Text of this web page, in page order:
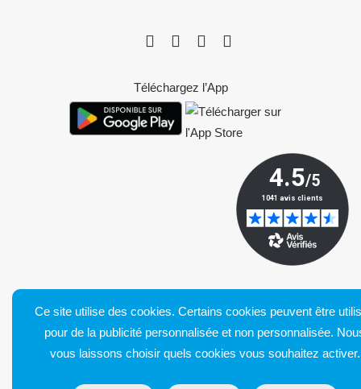
Téléchargez l’App
Conditions générales de vente
Mentions légales
Livraison et retour
Ce site utilise des cookies. Certains cookies peuvent être
pour de la publicité personnalisée et non personnalisée.
vous laissons choisir quels cookies vous souhaitez activer.